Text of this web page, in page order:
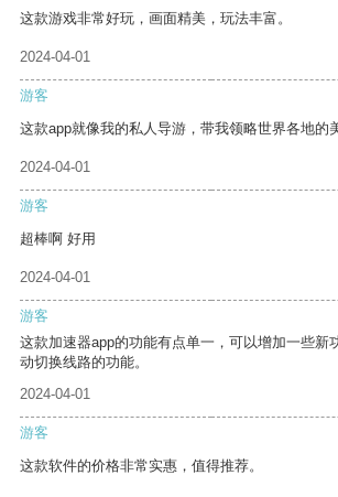
这款游戏非常好玩，画面精美，玩法丰富。
2024-04-01
游客
这款app就像我的私人导游，带我领略世界各地的
2024-04-01
游客
超棒啊 好用
2024-04-01
游客
这款加速器app的功能有点单一，可以增加一些新
动切换线路的功能。
2024-04-01
游客
这款软件的价格非常实惠，值得推荐。